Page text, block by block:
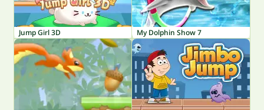
Jump Girl 3D My Dolphin Show 7